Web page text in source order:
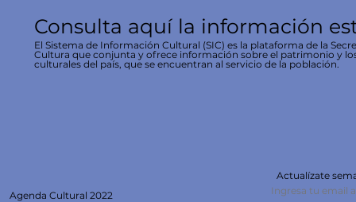
Consulta aquí la información
El Sistema de Información Cultural (SIC) es la plataforma de la
Cultura que conjunta y ofrece información sobre el patrimonio y
culturales del país, que se encuentran al servicio de la población.
Agenda Cultural 2022
Actualízate
Ingresa tu email